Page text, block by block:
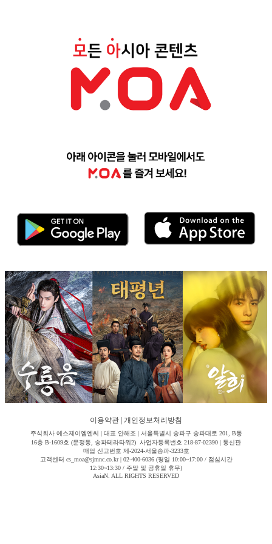
이용약관 개인정보처리방침
주식회사 에스제이엠엔씨 | 대표 안해조 | 서울특별시 송파구 송파대로 201, B동
16층 B-1609호 (문정동, 송파테라타워2) 사업자등록번호 218-87-02390 | 통신판
매업 신고번호 제-2024-서울송파-3233호
고객센터 cs_moa@sjmnc.co.kr | 02-400-6036 (평일 10:00~17:00 / 점심시간
12:30~13:30 / 주말 및 공휴일 휴무)
AsiaN. ALL RIGHTS RESERVED